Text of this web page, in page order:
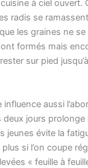
à ciel ouvert.
radis se
les graines ne
formés mais
sur pied
influence aussi
deux jours prolonge
jeunes évite la
si l’on coupe
« feuille à